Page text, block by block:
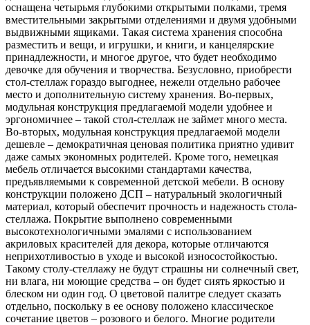
оснащена четырьмя глубокими открытыми полками, тремя
вместительными закрытыми отделениями и двумя удобными
выдвижными ящиками. Такая система хранения способна
разместить и вещи, и игрушки, и книги, и канцелярские
принадлежности, и многое другое, что будет необходимо
девочке для обучения и творчества. Безусловно, приобрести
стол-стеллаж гораздо выгоднее, нежели отдельно рабочее
место и дополнительную систему хранения. Во-первых,
модульная конструкция предлагаемой модели удобнее и
эргономичнее – такой стол-стеллаж не займет много места.
Во-вторых, модульная конструкция предлагаемой модели
дешевле – демократичная ценовая политика приятно удивит
даже самых экономных родителей. Кроме того, немецкая
мебель отличается высокими стандартами качества,
предъявляемыми к современной детской мебели. В основу
конструкции положено ДСП – натуральный экологичный
материал, который обеспечит прочность и надежность стола-
стеллажа. Покрытие выполнено современными
высокотехнологичными эмалями с использованием
акриловых красителей для декора, которые отличаются
неприхотливостью в уходе и высокой износостойкостью.
Такому столу-стеллажу не будут страшны ни солнечный свет,
ни влага, ни моющие средства – он будет сиять яркостью и
блеском ни один год. О цветовой палитре следует сказать
отдельно, поскольку в ее основу положено классическое
сочетание цветов – розового и белого. Многие родители